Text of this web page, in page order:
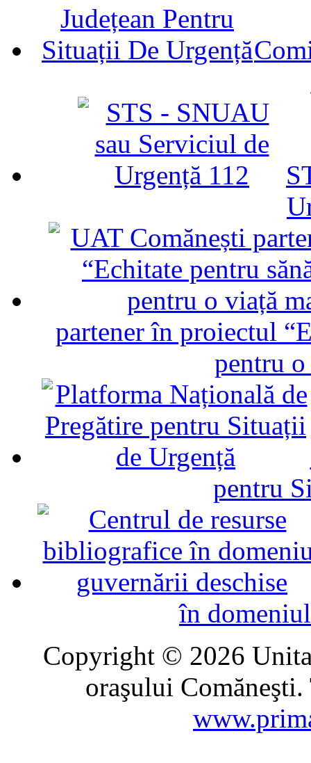
partener în proiectul
pentru
pentru
în
Copyright © 2026
oraşului